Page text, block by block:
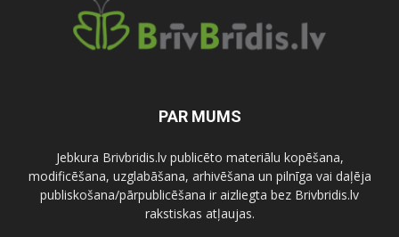
PAR MUMS
Jebkura Brivbridis.lv publicēto materiālu kopēšana,
modificēšana, uzglabāšana, arhivēšana un pilnīga vai daļēja
publiskošana/pārpublicēšana ir aizliegta bez Brivbridis.lv
rakstiskas atļaujas.